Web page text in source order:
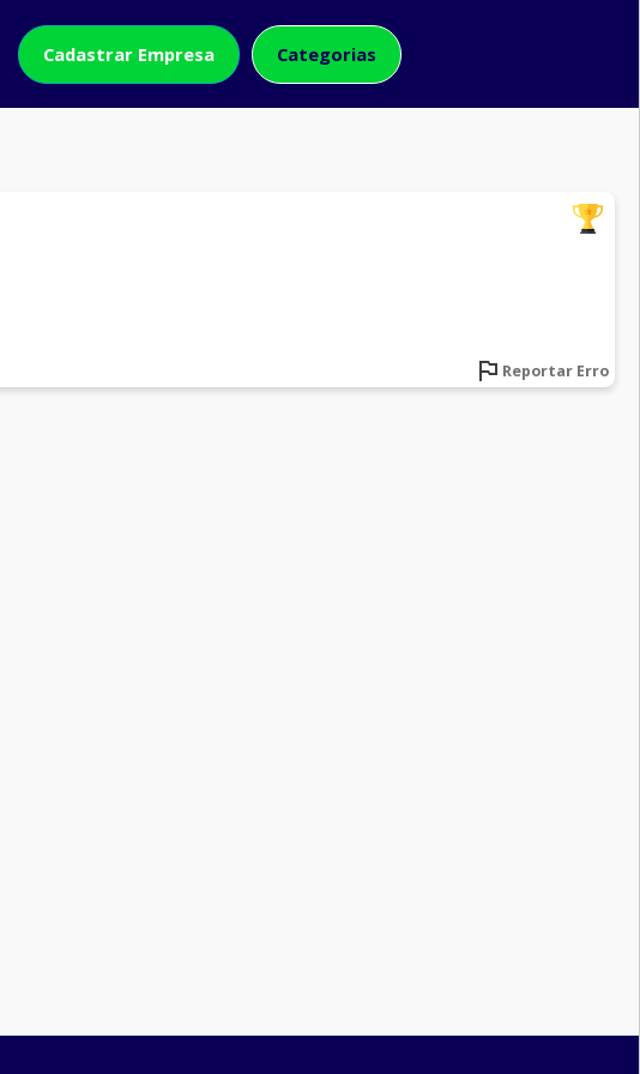
Cadastrar Empresa Categorias
Reportar Erro